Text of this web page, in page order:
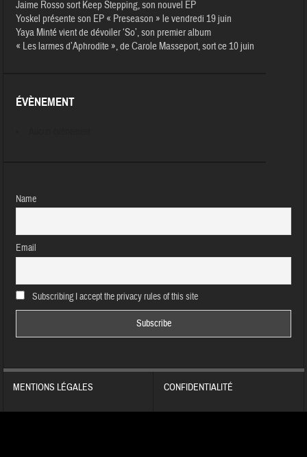
Jaime Rosso sort Keep Stepping, son nouvel EP
Yoskel présente son EP « Preseason » le vendredi 19 juin
Yaya Minté vient de dévoiler ‘So’, son premier album
« Les larmes d’Aphrodite », de Carole Masseport, sort ce 10 juin
ÉVÈNEMENT
Name
Email
Subscribing I accept the privacy rules of this site
MENTIONS LÉGALES CONFIDENTIALITÉ